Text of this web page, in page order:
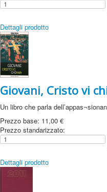
Dettagli prodotto
Giovani, Cristo vi
Un libro che parla
Prezzo base: 11,00 €
Prezzo standarizzato:
Dettagli prodotto